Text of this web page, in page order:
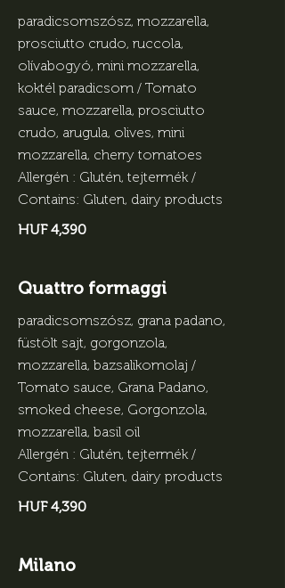
paradicsomszósz, mozzarella,
prosciutto crudo, ruccola,
olívabogyó, mini mozzarella,
koktél paradicsom / Tomato
sauce, mozzarella, prosciutto
crudo, arugula, olives, mini
mozzarella, cherry tomatoes
Allergén : Glutén, tejtermék /
Contains: Gluten, dairy products
HUF 4,390
Quattro formaggi
paradicsomszósz, grana padano,
füstölt sajt, gorgonzola,
mozzarella, bazsalikomolaj /
Tomato sauce, Grana Padano,
smoked cheese, Gorgonzola,
mozzarella, basil oil
Allergén : Glutén, tejtermék /
Contains: Gluten, dairy products
HUF 4,390
Milano